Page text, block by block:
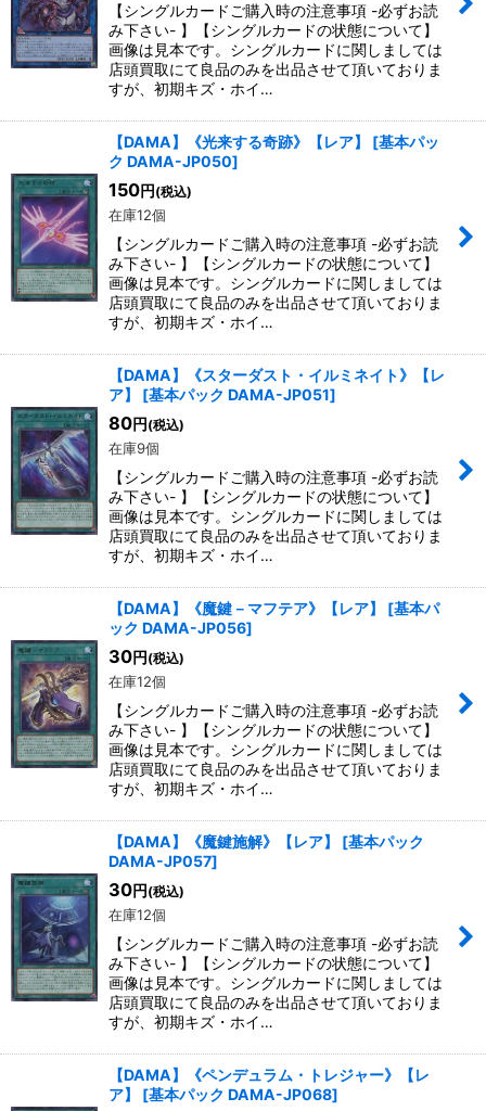
【シングルカードご購入時の注意事項 -必ずお読
み下さい- 】【シングルカードの状態について】
画像は見本です。シングルカードに関しましては
店頭買取にて良品のみを出品させて頂いておりま
すが、初期キズ・ホイ…
【DAMA】《光来する奇跡》【レア】 [基本パッ
ク DAMA-JP050]
150円 (税込)
在庫12個
【シングルカードご購入時の注意事項 -必ずお読
み下さい- 】【シングルカードの状態について】
画像は見本です。シングルカードに関しましては
店頭買取にて良品のみを出品させて頂いておりま
すが、初期キズ・ホイ…
【DAMA】《スターダスト・イルミネイト》【レ
ア】
[基本パック DAMA-JP051]
80円 (税込)
在庫9個
【シングルカードご購入時の注意事項 -必ずお読
み下さい- 】【シングルカードの状態について】
画像は見本です。シングルカードに関しましては
店頭買取にて良品のみを出品させて頂いておりま
すが、初期キズ・ホイ…
【DAMA】《魔鍵－マフテア》【レア】 [基本パ
ック DAMA-JP056]
30円 (税込)
在庫12個
【シングルカードご購入時の注意事項 -必ずお読
み下さい- 】【シングルカードの状態について】
画像は見本です。シングルカードに関しましては
店頭買取にて良品のみを出品させて頂いておりま
すが、初期キズ・ホイ…
【DAMA】《魔鍵施解》【レア】 [基本パック
DAMA-JP057]
30円 (税込)
在庫12個
【シングルカードご購入時の注意事項 -必ずお読
み下さい- 】【シングルカードの状態について】
画像は見本です。シングルカードに関しましては
店頭買取にて良品のみを出品させて頂いておりま
すが、初期キズ・ホイ…
【DAMA】《ペンデュラム・トレジャー》【レ
ア】
[基本パック DAMA-JP068]